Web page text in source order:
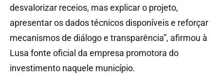
desvalorizar receios, mas explicar o projeto,
apresentar os dados técnicos disponíveis e reforçar
mecanismos de diálogo e transparência”, afirmou à
Lusa fonte oficial da empresa promotora do
investimento naquele município.